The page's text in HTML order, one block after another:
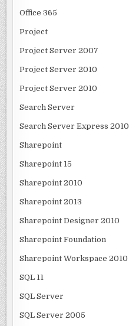
Office 365
Project
Project Server 2007
Project Server 2010
Project Server 2010
Search Server
Search Server Express 2010
Sharepoint
Sharepoint 15
Sharepoint 2010
Sharepoint 2013
Sharepoint Designer 2010
Sharepoint Foundation
Sharepoint Workspace 2010
SQL 11
SQL Server
SQL Server 2005